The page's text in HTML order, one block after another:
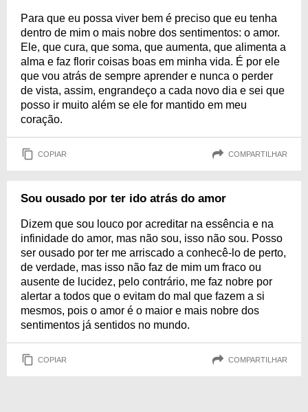
Para que eu possa viver bem é preciso que eu tenha
dentro de mim o mais nobre dos sentimentos: o amor.
Ele, que cura, que soma, que aumenta, que alimenta a
alma e faz florir coisas boas em minha vida. É por ele
que vou atrás de sempre aprender e nunca o perder
de vista, assim, engrandeço a cada novo dia e sei que
posso ir muito além se ele for mantido em meu
coração.
COPIAR COMPARTILHAR
Sou ousado por ter ido atrás do amor
Dizem que sou louco por acreditar na essência e na
infinidade do amor, mas não sou, isso não sou. Posso
ser ousado por ter me arriscado a conhecê-lo de perto,
de verdade, mas isso não faz de mim um fraco ou
ausente de lucidez, pelo contrário, me faz nobre por
alertar a todos que o evitam do mal que fazem a si
mesmos, pois o amor é o maior e mais nobre dos
sentimentos já sentidos no mundo.
COPIAR COMPARTILHAR